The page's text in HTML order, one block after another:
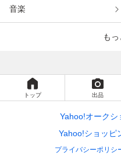
音楽
も
トップ 出品
Yahoo!オークシ
Yahoo!ショッピ
プライバシーポリシ